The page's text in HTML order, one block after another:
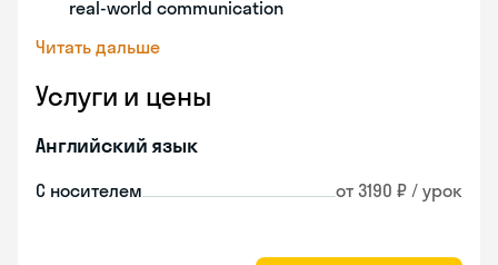
real-world communication
Читать дальше
Услуги и цены
Английский язык
С носителем от 3190 ₽ / урок